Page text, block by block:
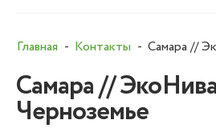
Главная Контакты Самара //
Самара //
Черноземье